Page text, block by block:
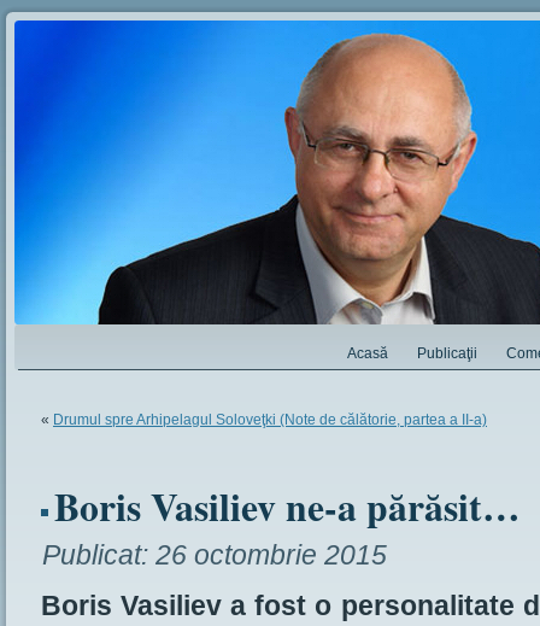
Acasă Publicaţii
« Drumul spre Arhipelagul Soloveţki (Note de călătorie, partea a II-a)
Boris Vasiliev ne-a părăsit…
Publicat: 26 octombrie 2015
Boris Vasiliev a fost o personalitate